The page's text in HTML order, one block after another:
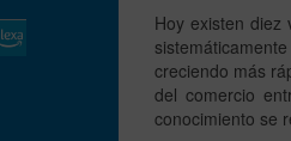
Hoy existen
creciendo más
del comercio
conocimiento se